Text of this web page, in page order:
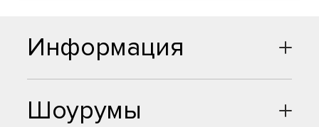
Шоурумы
Информация